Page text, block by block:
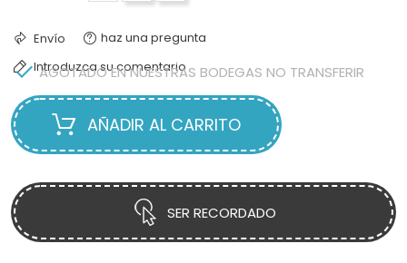
Envío
haz una pregunta
Introduzca su comentario
AGOTADO EN NUESTRAS BODEGAS NO TRANSFERIR
AÑADIR AL CARRITO
SER RECORDADO